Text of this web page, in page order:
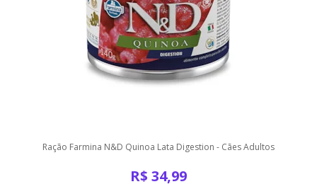
Ração Farmina N&D Quinoa Lata Digestion - Cães Adultos
R$ 34,99